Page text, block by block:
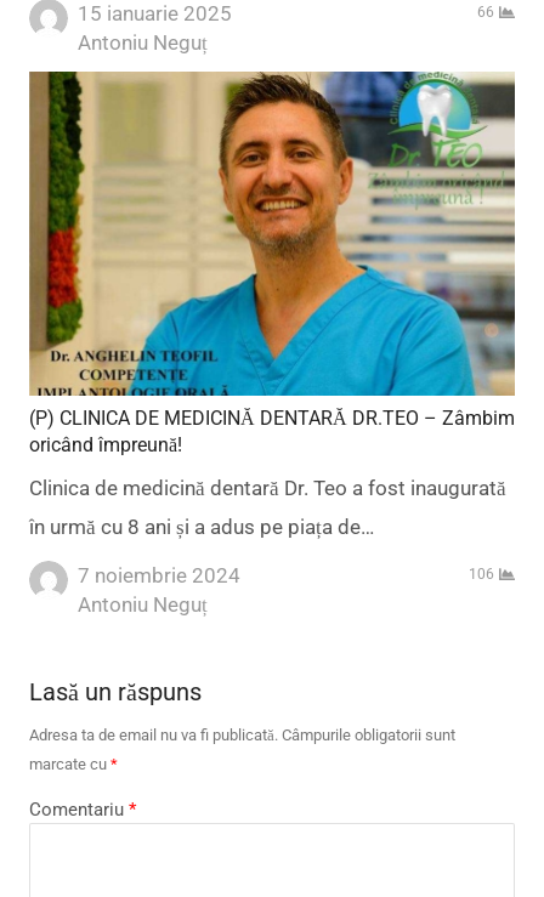
15 ianuarie 2025
Author
Antoniu Neguț
66
(P) CLINICA DE MEDICINĂ DENTARĂ DR.TEO – Zâmbim
oricând împreună!
Clinica de medicină dentară Dr. Teo a fost inaugurată
în urmă cu 8 ani și a adus pe piața de…
7 noiembrie 2024
Author
Antoniu Neguț
106
Lasă un răspuns
Adresa ta de email nu va fi publicată. Câmpurile obligatorii sunt
marcate cu *
Comentariu *